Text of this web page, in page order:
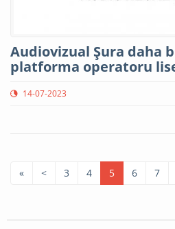
Audiovizual Şura daha
platforma operatoru
14-07-2023
« < 3 4 5 6 7